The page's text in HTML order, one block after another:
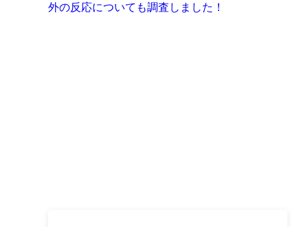
外の反応についても調査しました！